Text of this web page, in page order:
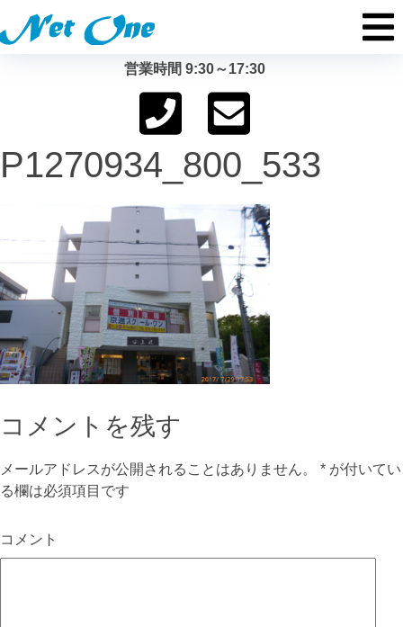
営業時間 9:30～17:30
P1270934_800_533
コメントを残す
メールアドレスが公開されることはありません。 * が付いてい
る欄は必須項目です
コメント